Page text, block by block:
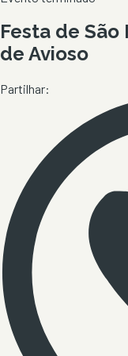
Festa de São
de Avioso
Partilhar: